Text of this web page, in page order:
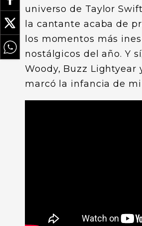
universo de Taylor
la cantante acaba de
los momentos más
nostálgicos del año. Y
Woody, Buzz Lightyear
marcó la infancia de